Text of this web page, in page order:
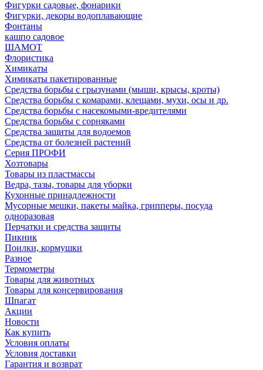
Фигурки садовые, фонарики
Фигурки, декоры водоплавающие
Фонтаны
кашпо садовое
ШАМОТ
Флористика
Химикаты
Химикаты пакетированные
Средства борьбы с грызунами (мыши, крысы, кроты)
Средства борьбы с комарами, клещами, мухи, осы и др.
Средства борьбы с насекомыми-вредителями
Средства борьбы с сорняками
Средства защиты для водоемов
Средства от болезней растений
Серия ПРОФИ
Хозтовары
Товары из пластмассы
Ведра, тазы, товары для уборки
Кухонные принадлежности
Мусорные мешки, пакеты майка, грипперы, посуда
одноразовая
Перчатки и средства защиты
Пикник
Поилки, кормушки
Разное
Термометры
Товары для животных
Товары для консервирования
Шпагат
Акции
Новости
Как купить
Условия оплаты
Условия доставки
Гарантия и возврат